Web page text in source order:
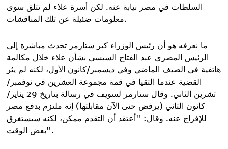
السلطات في مصر نيابة عنه. لكن أسرة علاء لم تتلق سوى
معلومات ضئيلة عن تلك المناقشات.
ما نعرفه هو أن رئيس الوزراء كير ستارمر تحدث مباشرة إلى
الرئيس المصري عبد الفتاح السيسي بشأن علاء خلال مكالمة
هاتفية في الصيف الماضي وفي ديسمبر/كانون الأول، لكنه لم يثر
القضية عندما التقيا في قمة مجموعة العشرين في نوفمبر/
تشرين الثاني. وقال ستارمر لسويف في رسالة بتاريخ 29 يناير/
كانون الثاني (يرفض حتى الآن مقابلتها) إنه ملتزم بدفع مصر
للإفراج عنه. وقال: "أعتقد أن التقدم ممكن، لكنه سيستغرق
بعض الوقت".